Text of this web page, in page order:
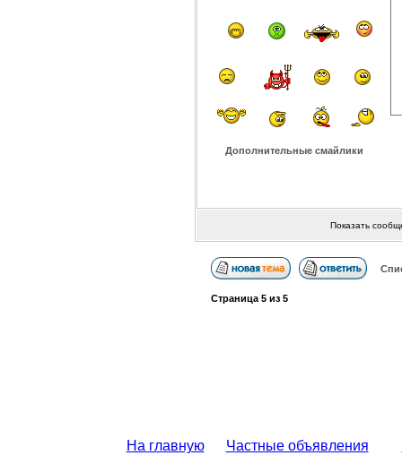
Дополнительные смайлики
Показать
Страница 5из 5
На главную Частные объявления